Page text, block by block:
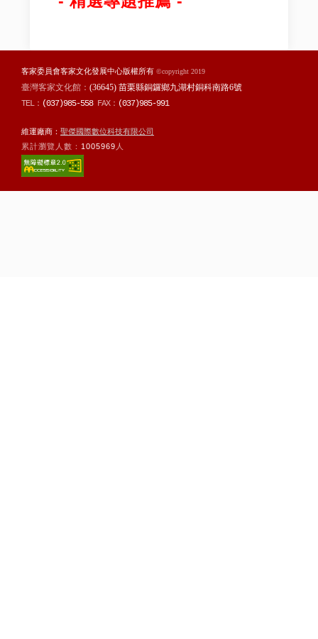
客家委員會客家文化發展中心版權所有 ©copyright 2019
臺灣客家文化館： (36645) 苗栗縣銅鑼鄉九湖村銅科南路6號
TEL： (037)985-558FAX： (037)985-991
維運廠商： 聖傑國際數位科技有限公司
累計瀏覽人數： 1005969 人